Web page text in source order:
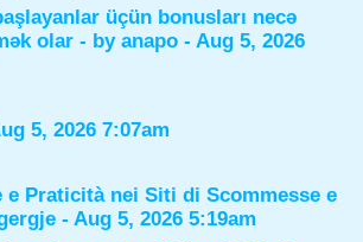
üçün bonusları necə
olar - byanapo - Aug 5, 2026
5, 2026 7:07am
e Praticità nei Siti di Scommesse e
- Aug 5, 2026 5:19am